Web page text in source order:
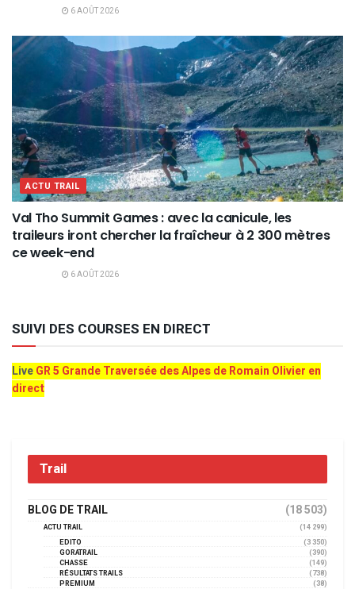
6 AOÛT 2026
ACTU TRAIL
Val Tho Summit Games : avec la canicule, les
traileurs iront chercher la fraîcheur à 2 300 mètres
ce week-end
6 AOÛT 2026
SUIVI DES COURSES EN DIRECT
LiveGR 5 Grande Traversée des Alpes de Romain Olivier en
direct
Trail
BLOG DE TRAIL (18 503)
ACTU TRAIL
(14 299)
EDITO
(3 350)
GORATRAIL
(390)
CHASSE
(149)
RÉSULTATS TRAILS
(738)
PREMIUM
(38)